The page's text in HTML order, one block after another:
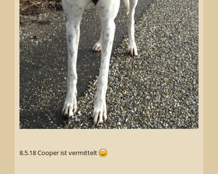
8.5.18 Cooper ist vermittelt